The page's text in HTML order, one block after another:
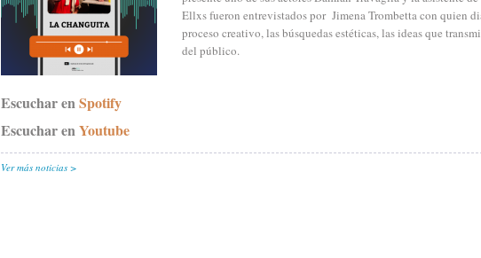
Ellxs fueron entrevistados por Jimena Trombetta con quien
proceso creativo, las búsquedas estéticas, las ideas que
del público.
Escuchar enSpotify
Escuchar enYoutube
Ver más noticias